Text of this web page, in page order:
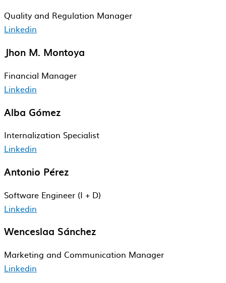
Quality and​ Regulation Manager​
Linkedin
Jhon M. Montoya
Financial​ Manager
Linkedin
Alba Gómez
Internalization Specialist
Linkedin
Antonio Pérez
Software Engineer (I + D)
Linkedin
Wenceslaa Sánchez
Marketing and Communication Manager
Linkedin